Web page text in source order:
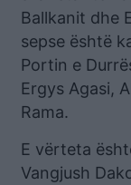
Ballkanit dhe
sepse është
Portin e
Ergys Agasi,
Rama.
E vërteta
Vangjush